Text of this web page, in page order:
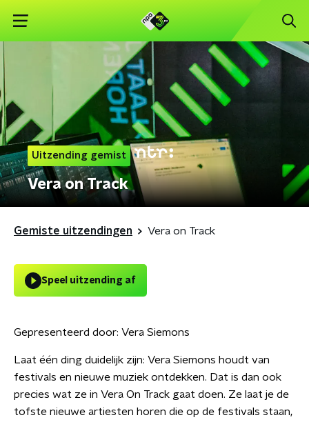
Uitzending gemist
Vera on Track
Gemiste uitzendingen Vera on Track
Speel uitzending af
Gepresenteerd door: Vera Siemons
Laat één ding duidelijk zijn: Vera Siemons houdt van
festivals en nieuwe muziek ontdekken. Dat is dan ook
precies wat ze in Vera On Track gaat doen. Ze laat je de
tofste nieuwe artiesten horen die op de festivals staan,